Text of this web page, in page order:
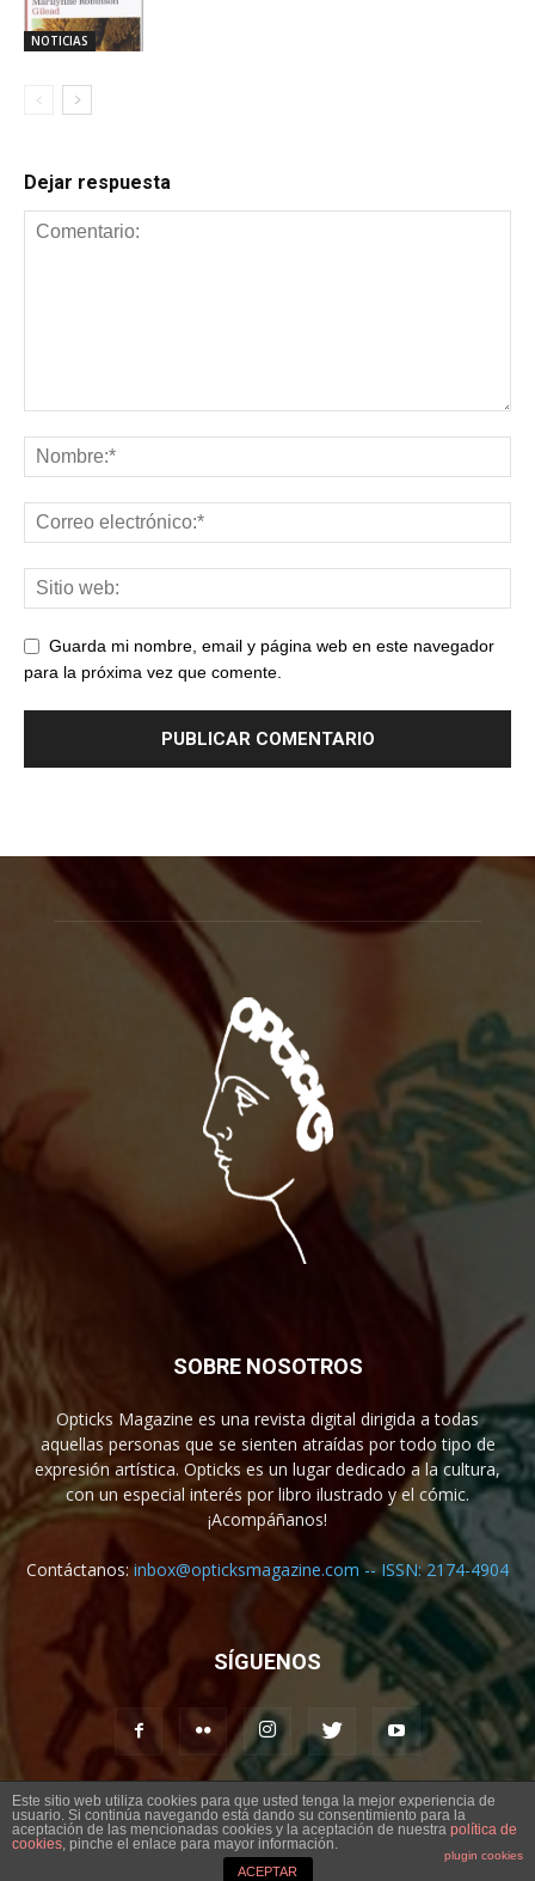
NOTICIAS
Dejar respuesta
Guarda mi nombre, email y página web en este navegador
para la próxima vez que comente.
SOBRE NOSOTROS
Opticks Magazine es una revista digital dirigida a todas
aquellas personas que se sienten atraídas por todo tipo de
expresión artística. Opticks es un lugar dedicado a la cultura,
con un especial interés por libro ilustrado y el cómic.
¡Acompáñanos!
Contáctanos:inbox@opticksmagazine.com -- ISSN: 2174-4904
SÍGUENOS
Aviso legal Contacto
© Opticks Magazine 2019
Este sitio web utiliza cookies para que usted tenga la mejor experiencia de
usuario. Si continúa navegando está dando su consentimiento para la
aceptación de las mencionadas cookies y la aceptación de nuestra política de
cookies, pinche el enlace para mayor información.
plugin cookies
ACEPTAR